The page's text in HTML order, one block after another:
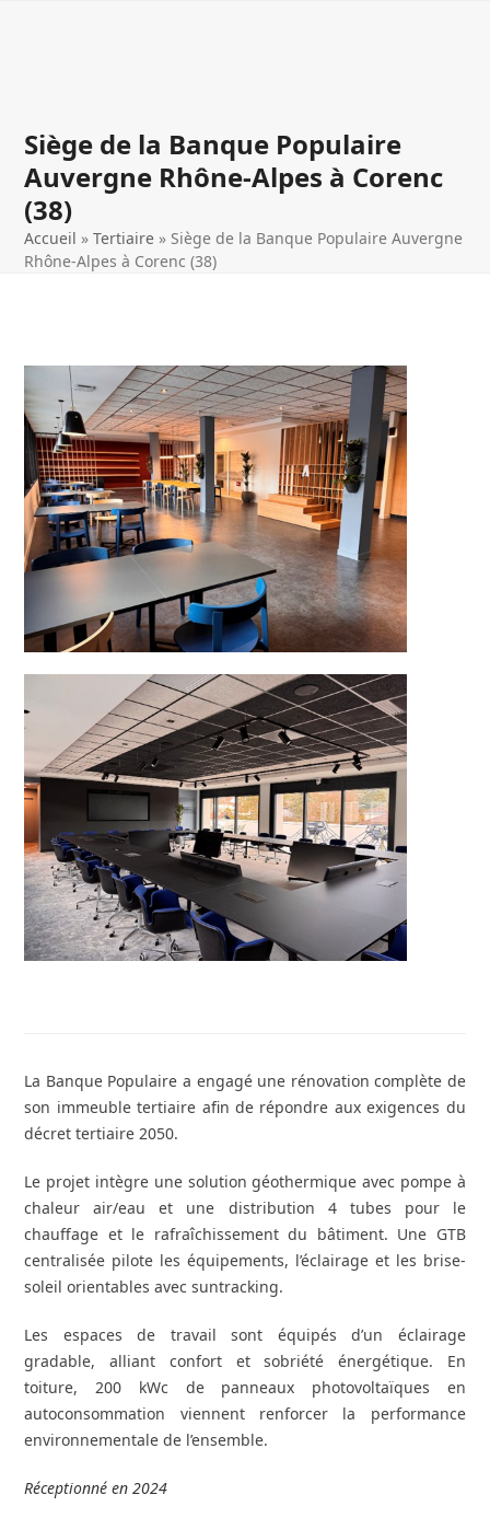
Siège de la Banque Populaire
Auvergne Rhône-Alpes à Corenc
(38)
Accueil »Tertiaire » Siège de la Banque Populaire Auvergne
Rhône-Alpes à Corenc (38)
La Banque Populaire a engagé une rénovation complète de
son immeuble tertiaire afin de répondre aux exigences du
décret tertiaire 2050.
Le projet intègre une solution géothermique avec pompe à
chaleur air/eau et une distribution 4 tubes pour le
chauffage et le rafraîchissement du bâtiment. Une GTB
centralisée pilote les équipements, l’éclairage et les brise-
soleil orientables avec suntracking.
Les espaces de travail sont équipés d’un éclairage
gradable, alliant confort et sobriété énergétique. En
toiture, 200 kWc de panneaux photovoltaïques en
autoconsommation viennent renforcer la performance
environnementale de l’ensemble.
Réceptionné en 2024